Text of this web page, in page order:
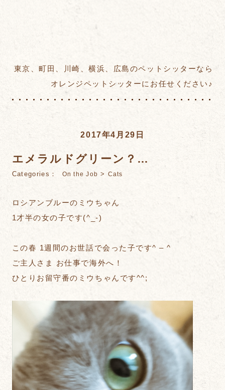
東京、町田、川崎、横浜、広島のペットシッターなら
オレンジペットシッターにお任せください♪
2017年4月29日
エメラルドグリーン？…
Categories： On the Job > Cats
ロシアンブルーのミウちゃん
1才半の女の子です(^_-)
この春 1週間のお世話で会った子です^ – ^
ご主人さま お仕事で海外へ！
ひとりお留守番のミウちゃんです^^;